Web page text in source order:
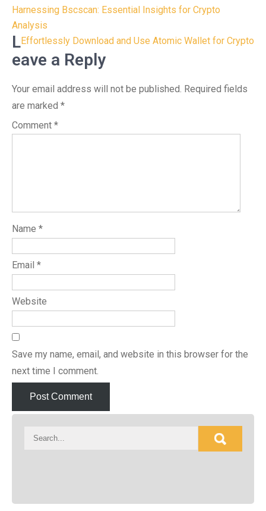
Post
navigation
Harnessing Bscscan: Essential Insights for Crypto
Analysis
Effortlessly Download and Use Atomic Wallet for Crypto
L
eave a Reply
Your email address will not be published. Required fields
are marked *
Comment *
Name *
Email *
Website
Save my name, email, and website in this browser for the
next time I comment.